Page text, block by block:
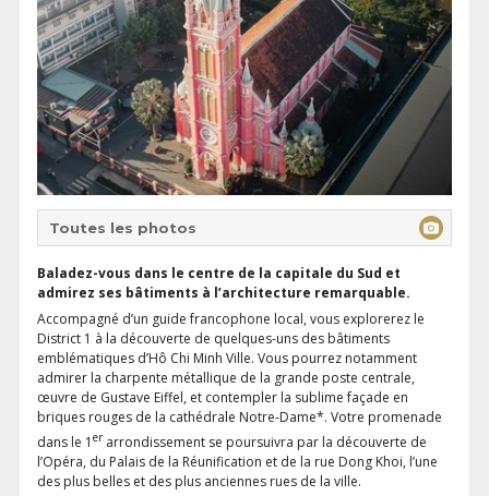
Toutes les photos
Baladez-vous dans le centre de la capitale du Sud et
admirez ses bâtiments à l’architecture remarquable.
Accompagné d’un guide francophone local, vous explorerez le
District 1 à la découverte de quelques-uns des bâtiments
emblématiques d’Hô Chi Minh Ville. Vous pourrez notamment
admirer la charpente métallique de la grande poste centrale,
œuvre de Gustave Eiffel, et contempler la sublime façade en
briques rouges de la cathédrale Notre-Dame*. Votre promenade
dans le 1 erarrondissement se poursuivra par la découverte de
l’Opéra, du Palais de la Réunification et de la rue Dong Khoi, l’une
des plus belles et des plus anciennes rues de la ville.